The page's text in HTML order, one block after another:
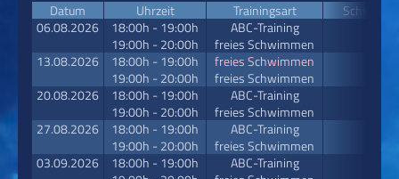
Datum Uhrzeit Trainingsart
06.08.2026
18:00h - 19:00h
ABC-Training
19:00h - 20:00h
freies Schwimmen
13.08.2026
18:00h - 19:00h
freies Schwimmen
19:00h - 20:00h
freies Schwimmen
20.08.2026
18:00h - 19:00h
ABC-Training
19:00h - 20:00h
freies Schwimmen
27.08.2026
18:00h - 19:00h
ABC-Training
19:00h - 20:00h
freies Schwimmen
03.09.2026
18:00h - 19:00h
ABC-Training